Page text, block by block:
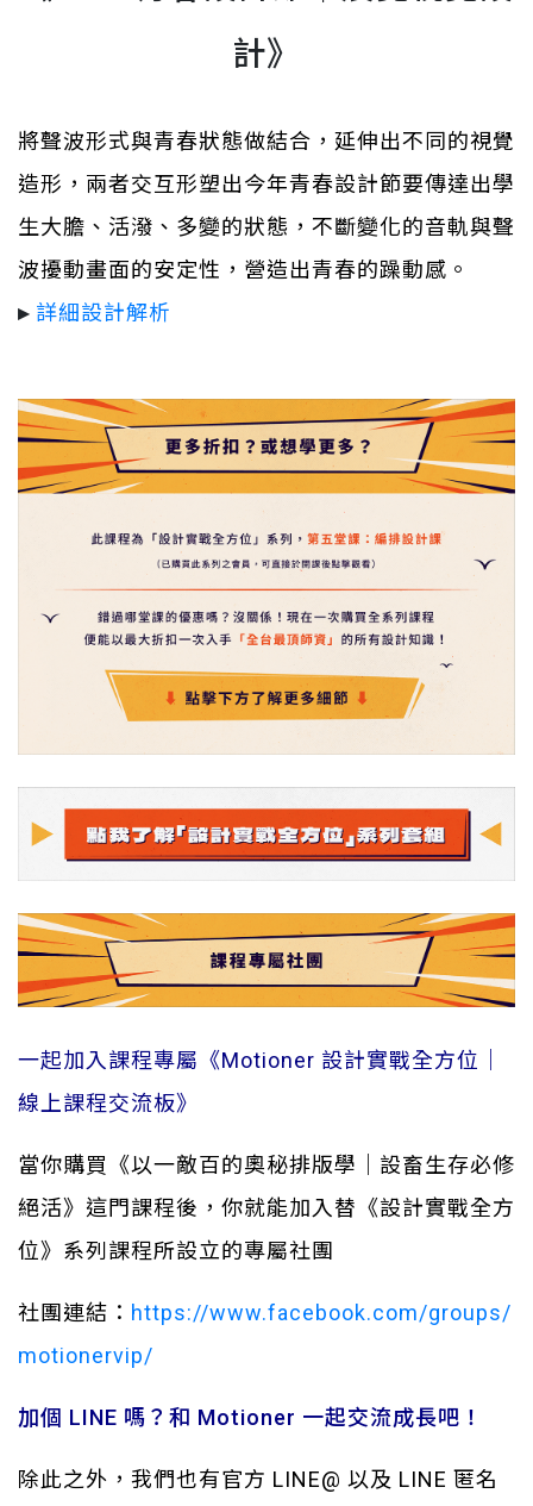
計》
將聲波形式與青春狀態做結合，延伸出不同的視覺
造形，兩者交互形塑出今年青春設計節要傳達出學
生大膽、活潑、多變的狀態，不斷變化的音軌與聲
波擾動畫面的安定性，營造出青春的躁動感。
▸ 詳細設計解析
一起加入課程專屬《Motioner 設計實戰全方位｜
線上課程交流板》
當你購買《以一敵百的奧秘排版學｜設畜生存必修
絕活》這門課程後，你就能加入替《設計實戰全方
位》系列課程所設立的專屬社團
社團連結： https://www.facebook.com/groups/
motionervip/
加個 LINE 嗎？和 Motioner 一起交流成長吧！
除此之外，我們也有官方 LINE@ 以及 LINE 匿名